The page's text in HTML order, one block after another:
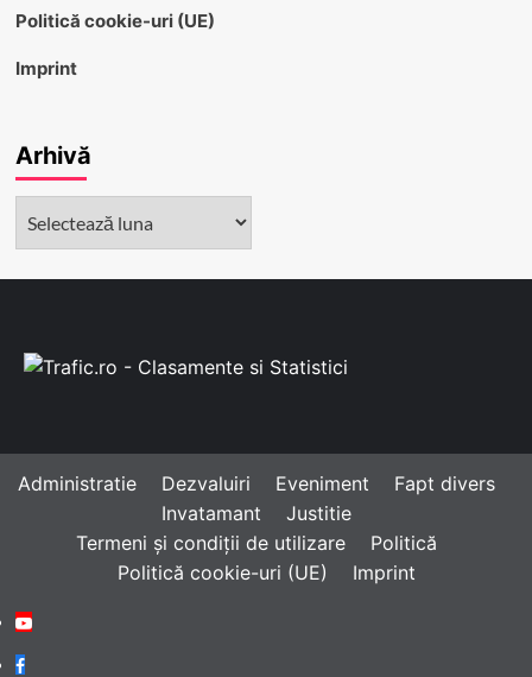
Politică cookie-uri (UE)
Imprint
Arhivă
Administratie Dezvaluiri Eveniment
Fapt divers
Invatamant
Justitie
Termeni și condiții de utilizare
Politică
Politică cookie-uri (UE)
Imprint
Youtube
Facebook